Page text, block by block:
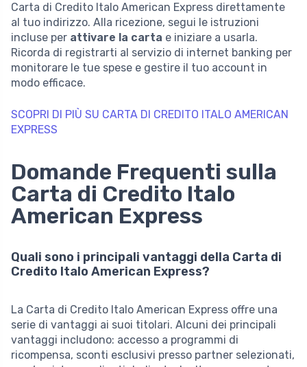
Carta di Credito Italo American Express direttamente
al tuo indirizzo. Alla ricezione, segui le istruzioni
incluse per attivare la carta e iniziare a usarla.
Ricorda di registrarti al servizio di internet banking per
monitorare le tue spese e gestire il tuo account in
modo efficace.
SCOPRI DI PIÙ SU CARTA DI CREDITO ITALO AMERICAN
EXPRESS
Domande Frequenti sulla
Carta di Credito Italo
American Express
Quali sono i principali vantaggi della Carta di
Credito Italo American Express?
La Carta di Credito Italo American Express offre una
serie di vantaggi ai suoi titolari. Alcuni dei principali
vantaggi includono: accesso a programmi di
ricompensa, sconti esclusivi presso partner selezionati,